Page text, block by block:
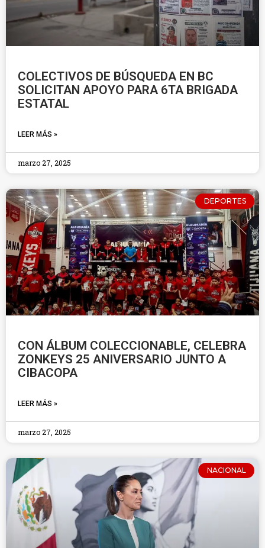
COLECTIVOS DE BÚSQUEDA EN BC
SOLICITAN APOYO PARA 6TA BRIGADA
ESTATAL
LEER MÁS »
marzo 27, 2025
DEPORTES
CON ÁLBUM COLECCIONABLE, CELEBRA
ZONKEYS 25 ANIVERSARIO JUNTO A
CIBACOPA
LEER MÁS »
marzo 27, 2025
NACIONAL